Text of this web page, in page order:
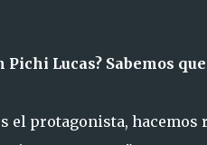
Lucas? Sabemos
el protagonista,